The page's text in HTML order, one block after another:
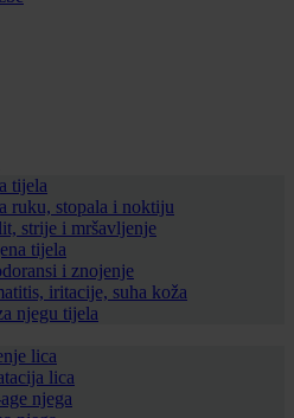
tijela
ruku, stopala i noktiju
strije i mršavljenje
tijela
i znojenje
iritacije, suha koža
njegu tijela
lica
lica
njega